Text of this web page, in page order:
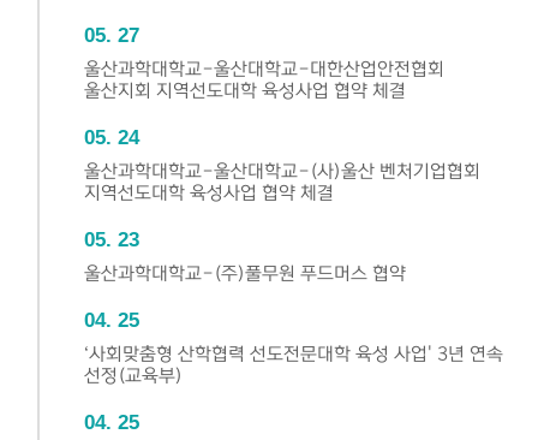
05 27
울산과학대학교-울산대학교-대한산업안전협회
울산지회 지역선도대학 육성사업 협약 체결
05 24
울산과학대학교-울산대학교-(사)울산 벤처기업협회
지역선도대학 육성사업 협약 체결
05 23
울산과학대학교-(주)풀무원 푸드머스 협약
04 25
‘사회맞춤형 산학협력 선도전문대학 육성 사업' 3년 연속
선정(교육부)
04 25